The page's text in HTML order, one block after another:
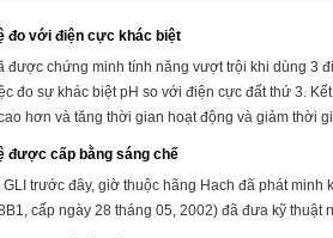
đo với điện cực khác biệt
được chứng minh tính năng vượt trội khi dùng 3
đo sự khác biệt pH so với điện cực đất thứ 3.
hơn và tăng thời gian hoạt động và giảm thời
được cấp bằng sáng chế
GLI trước đây, giờ thuộc hãng Hach đã phát
cấp ngày 28 tháng 05, 2002) đã đưa kỹ thuật